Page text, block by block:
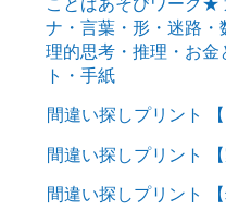
ナ・言葉・形・迷路
理的思考・推理・お
ト・手紙
間違い探しプリント 【
間違い探しプリント
間違い探しプリント 【